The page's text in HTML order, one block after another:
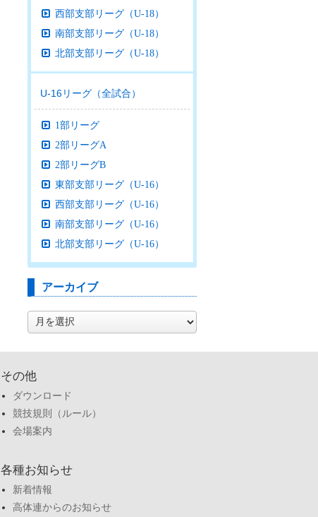
西部支部リーグ（U-18）
南部支部リーグ（U-18）
北部支部リーグ（U-18）
U-16リーグ（全試合）
1部リーグ
2部リーグA
2部リーグB
東部支部リーグ（U-16）
西部支部リーグ（U-16）
南部支部リーグ（U-16）
北部支部リーグ（U-16）
アーカイブ
ー
ブ
その他
ダウンロード
競技規則（ルール）
会場案内
各種お知らせ
新着情報
高体連からのお知らせ